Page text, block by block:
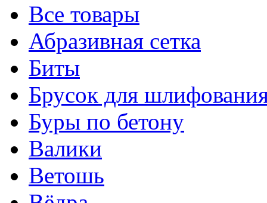
Все товары
Абразивная сетка
Биты
Брусок для
Буры по бетону
Валики
Ветошь